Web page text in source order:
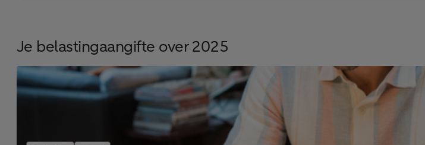
Je belastingaangifte over 2025